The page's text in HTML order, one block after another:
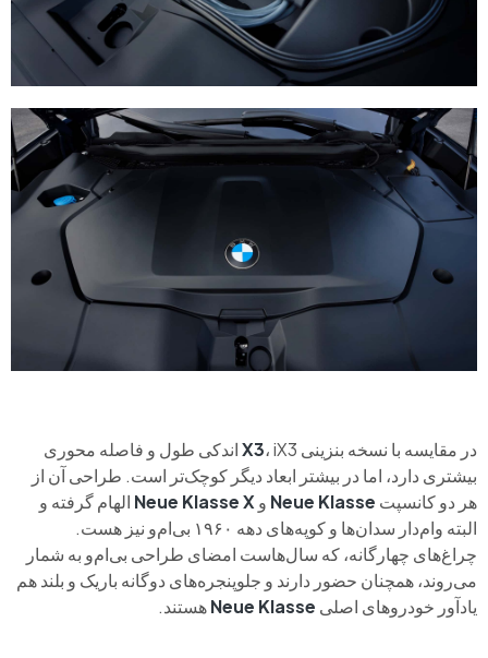
در مقایسه با نسخه‌ بنزینی X3، iX3 اندکی طول و فاصله‌ محوری
بیشتری دارد، اما در بیشتر ابعاد دیگر کوچک‌تر است. طراحی آن از
هر دو کانسپت Neue Klasse و Neue Klasse X الهام گرفته و
البته وام‌دار سدان‌ها و کوپه‌های دهه‌ ۱۹۶۰ بی‌ام‌و نیز هست.
چراغ‌های چهارگانه، که سال‌هاست امضای طراحی بی‌ام‌و به شمار
می‌روند، همچنان حضور دارند و جلوپنجره‌های دوگانه‌ باریک و بلند هم
یادآور خودروهای اصلی Neue Klasseهستند.